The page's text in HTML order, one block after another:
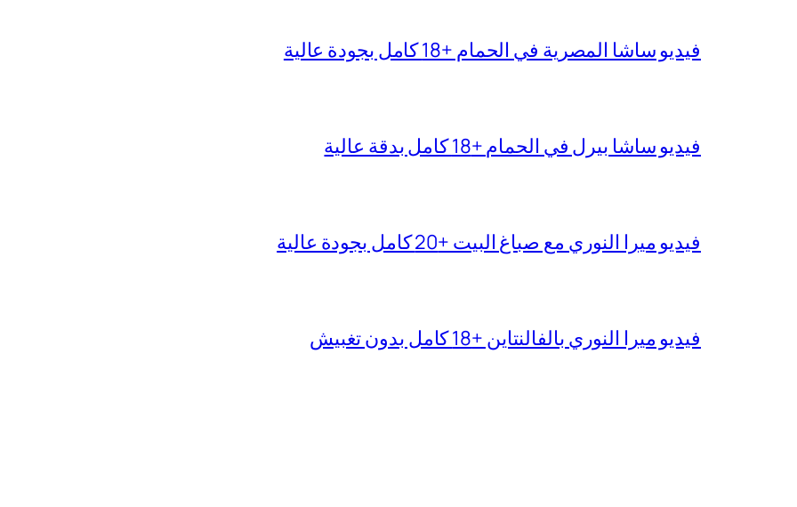
فيديو ساشا المصرية في الحمام +18 كامل بجودة عالية
فيديو ساشا بيرل في الحمام +18 كامل بدقة عالية
فيديو ميرا النوري مع صباغ البيت +20 كامل بجودة عالية
فيديو ميرا النوري بالفالنتاين +18 كامل بدون تغبيش